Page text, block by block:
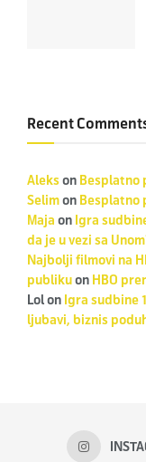
Recent
Alekson Besplatno
Selimon Besplatno
Maja on Igra
da je u vezi sa
Najbolji filmovi na
publikuon HBO
Lolon Igra sudbine
ljubavi, biznis